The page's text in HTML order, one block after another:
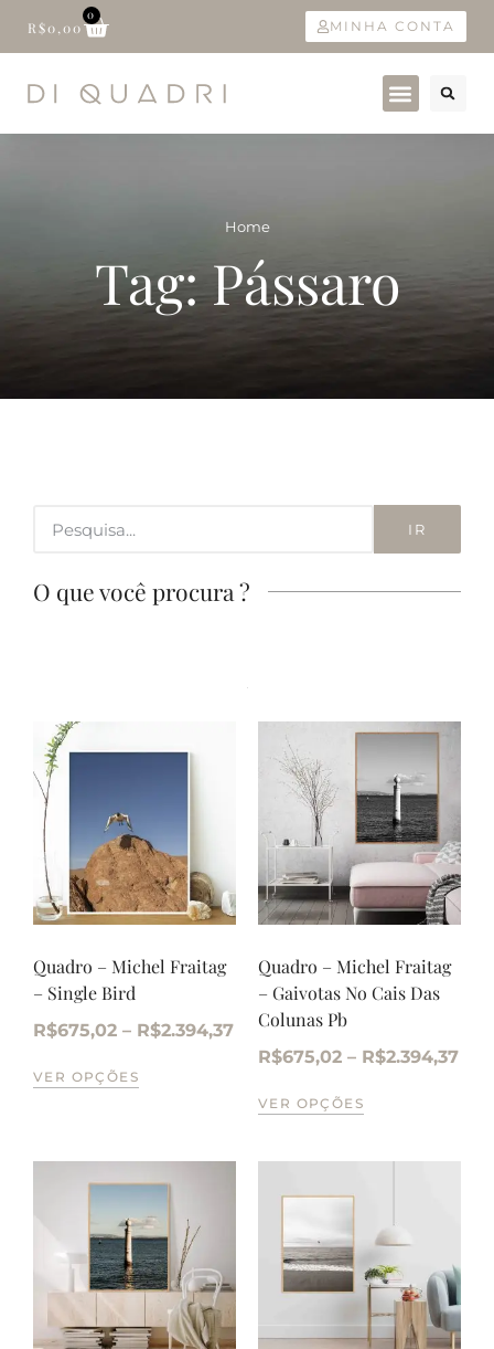
R$0,00
0
MINHA CONTA
Home
Tag: Pássaro
IR
O que você procura ?
Quadro – Michel Fraitag
– Single Bird
R$675,02 – R$2.394,37
VER OPÇÕES
Quadro – Michel Fraitag
– Gaivotas No Cais Das
Colunas Pb
R$675,02 – R$2.394,37
VER OPÇÕES